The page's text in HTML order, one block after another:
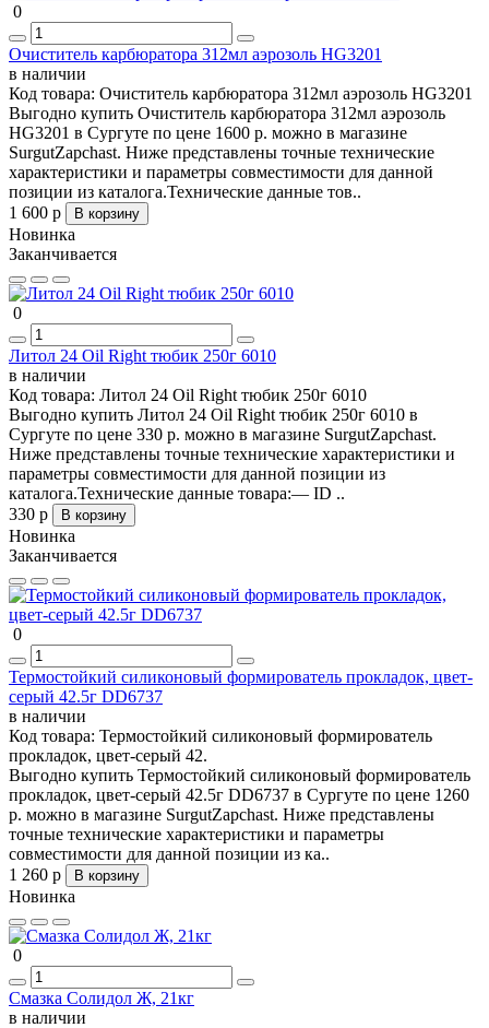
0
Очиститель карбюратора 312мл аэрозоль HG3201
в наличии
Код товара: Очиститель карбюратора 312мл аэрозоль HG3201
Выгодно купить Очиститель карбюратора 312мл аэрозоль
HG3201 в Сургуте по цене 1600 р. можно в магазине
SurgutZapchast. Ниже представлены точные технические
характеристики и параметры совместимости для данной
позиции из каталога.Технические данные тов..
1 600 р
В корзину
Новинка
Заканчивается
0
Литол 24 Oil Right тюбик 250г 6010
в наличии
Код товара: Литол 24 Oil Right тюбик 250г 6010
Выгодно купить Литол 24 Oil Right тюбик 250г 6010 в
Сургуте по цене 330 р. можно в магазине SurgutZapchast.
Ниже представлены точные технические характеристики и
параметры совместимости для данной позиции из
каталога.Технические данные товара:— ID ..
330 р
В корзину
Новинка
Заканчивается
0
Термостойкий силиконовый формирователь прокладок, цвет-
серый 42.5г DD6737
в наличии
Код товара: Термостойкий силиконовый формирователь
прокладок, цвет-серый 42.
Выгодно купить Термостойкий силиконовый формирователь
прокладок, цвет-серый 42.5г DD6737 в Сургуте по цене 1260
р. можно в магазине SurgutZapchast. Ниже представлены
точные технические характеристики и параметры
совместимости для данной позиции из ка..
1 260 р
В корзину
Новинка
0
Смазка Солидол Ж, 21кг
в наличии